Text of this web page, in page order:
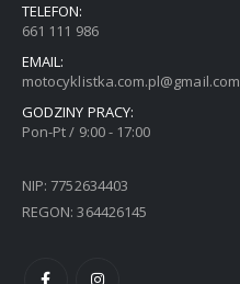
TELEFON:
661 111 986
EMAIL:
motocyklistka.com.pl@gmail.com
GODZINY PRACY:
Pon-Pt / 9:00 - 17:00
NIP: 7752634403
REGON: 364426145